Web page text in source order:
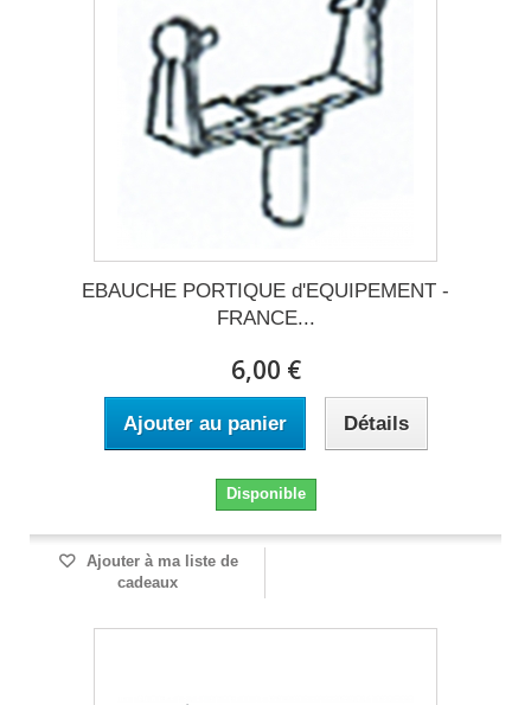
EBAUCHE PORTIQUE d'EQUIPEMENT -
FRANCE...
6,00 €
Ajouter au panier Détails
Disponible
Ajouter à ma liste de
cadeaux